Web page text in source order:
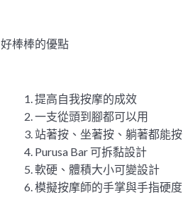
好棒棒的優點
提高自我按摩的成效
一支從頭到腳都可以用
站著按、坐著按、躺著都能
Purusa Bar 可拆黏設計
軟硬、體積大小可變設計
模擬按摩師的手掌與手指硬度